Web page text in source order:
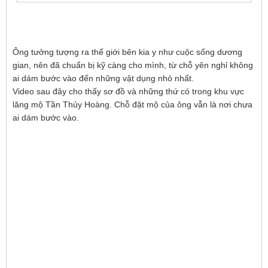
Ông tưởng tượng ra thế giới bên kia y như cuộc sống dương
gian, nên đã chuẩn bị kỹ càng cho mình, từ chỗ yên nghỉ không
ai dám bước vào đến những vật dụng nhỏ nhất.
Video sau đây cho thấy sơ đồ và những thứ có trong khu vực
lăng mộ Tần Thủy Hoàng. Chỗ đặt mộ của ông vẫn là nơi chưa
ai dám bước vào.